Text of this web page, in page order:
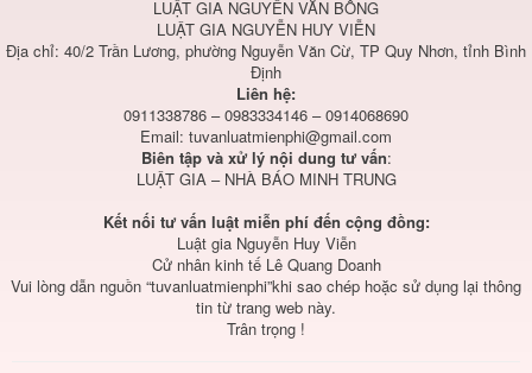
LUẬT GIA NGUYỄN VĂN BỔNG
LUẬT GIA NGUYỄN HUY VIỄN
Địa chỉ: 40/2 Trần Lương, phường Nguyễn Văn Cừ, TP Quy Nhơn, tỉnh Bình
Định
Liên hệ:
0911338786 – 0983334146 – 0914068690
Email: tuvanluatmienphi@gmail.com
Biên tập và xử lý nội dung tư vấn:
LUẬT GIA – NHÀ BÁO MINH TRUNG
Kết nối tư vấn luật miễn phí đến cộng đồng:
Luật gia Nguyễn Huy Viễn
Cử nhân kinh tế Lê Quang Doanh
Vui lòng dẫn nguồn “tuvanluatmienphi”khi sao chép hoặc sử dụng lại thông
tin từ trang web này.
Trân trọng !